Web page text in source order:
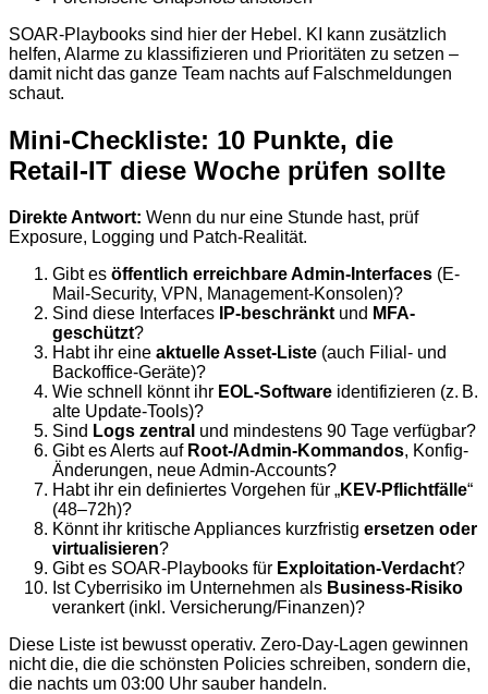
SOAR-Playbooks sind hier der Hebel. KI kann zusätzlich
helfen, Alarme zu klassifizieren und Prioritäten zu setzen –
damit nicht das ganze Team nachts auf Falschmeldungen
schaut.
Mini-Checkliste: 10 Punkte, die
Retail-IT diese Woche prüfen sollte
Direkte Antwort: Wenn du nur eine Stunde hast, prüf
Exposure, Logging und Patch-Realität.
Gibt es öffentlich erreichbare Admin-Interfaces (E-
Mail-Security, VPN, Management-Konsolen)?
Sind diese Interfaces
IP-beschränkt und MFA-
geschützt?
Habt ihr eine aktuelle Asset-Liste (auch Filial- und
Backoffice-Geräte)?
Wie schnell könnt ihr EOL-Software identifizieren (z. B.
alte Update-Tools)?
Sind Logs zentral und mindestens 90 Tage verfügbar?
Gibt es Alerts auf Root-/Admin-Kommandos, Konfig-
Änderungen, neue Admin-Accounts?
Habt ihr ein definiertes Vorgehen für „KEV-Pflichtfälle“
(48–72h)?
Könnt ihr kritische Appliances kurzfristig ersetzen oder
virtualisieren?
Gibt es SOAR-Playbooks für Exploitation-Verdacht?
Ist Cyberrisiko im Unternehmen als Business-Risiko
verankert (inkl. Versicherung/Finanzen)?
Diese Liste ist bewusst operativ. Zero-Day-Lagen gewinnen
nicht die, die die schönsten Policies schreiben, sondern die,
die nachts um 03:00 Uhr sauber handeln.